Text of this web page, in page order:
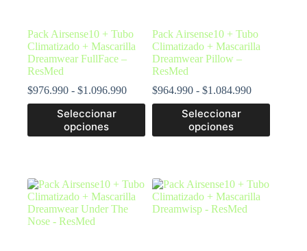
Pack Airsense10 + Tubo
Climatizado + Mascarilla
Dreamwear FullFace –
ResMed
$976.990 - $1.096.990
Seleccionar
opciones
Pack Airsense10 + Tubo
Climatizado + Mascarilla
Dreamwear Pillow –
ResMed
$964.990 - $1.084.990
Seleccionar
opciones